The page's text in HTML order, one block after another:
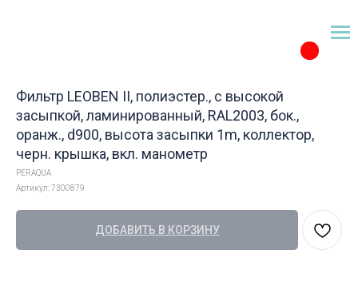
Фильтр LEOBEN II, полиэстер., с высокой
засыпкой, ламинированный, RAL2003, бок.,
оранж., d900, высота засыпки 1m, коллектор,
черн. крышка, вкл. манометр
PERAQUA
Артикул:7300879
ДОБАВИТЬ В КОРЗИНУ